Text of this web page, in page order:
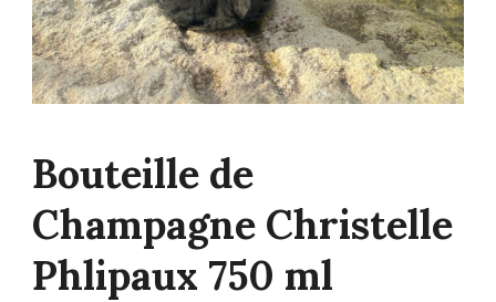
Bouteille de
Champagne Christelle
Phlipaux 750 ml